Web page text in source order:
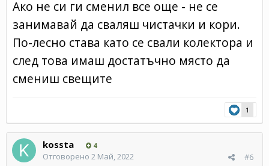
Ако не си ги сменил все още - не се
занимавай да сваляш чистачки и кори.
По-лесно става като се свали колектора и
след това имаш достатъчно място да
смениш свещите
1
kossta 4
#6
Отговорено 2 Май, 2022